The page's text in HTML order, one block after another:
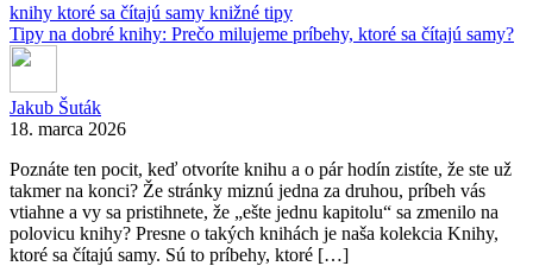
knihy ktoré sa čítajú samy knižné tipy
Tipy na dobré knihy: Prečo milujeme príbehy, ktoré sa čítajú samy?
Jakub Šuták
18. marca 2026
Poznáte ten pocit, keď otvoríte knihu a o pár hodín zistíte, že ste už
takmer na konci? Že stránky miznú jedna za druhou, príbeh vás
vtiahne a vy sa pristihnete, že „ešte jednu kapitolu“ sa zmenilo na
polovicu knihy? Presne o takých knihách je naša kolekcia Knihy,
ktoré sa čítajú samy. Sú to príbehy, ktoré […]